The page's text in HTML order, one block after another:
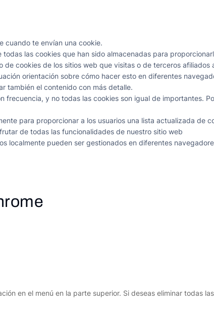
cuando te envían una cookie.
las cookies que han sido almacenadas para
cookies de los sitios web que visitas o de terceros
orientación sobre cómo hacer esto en diferentes
también el contenido con más detalle.
y no todas las cookies son igual de importantes.
para proporcionar a los usuarios una lista actualizada de
de todas las funcionalidades de nuestro sitio web
localmente pueden ser gestionados en diferentes
en el menú en la parte superior. Si deseas eliminar todas